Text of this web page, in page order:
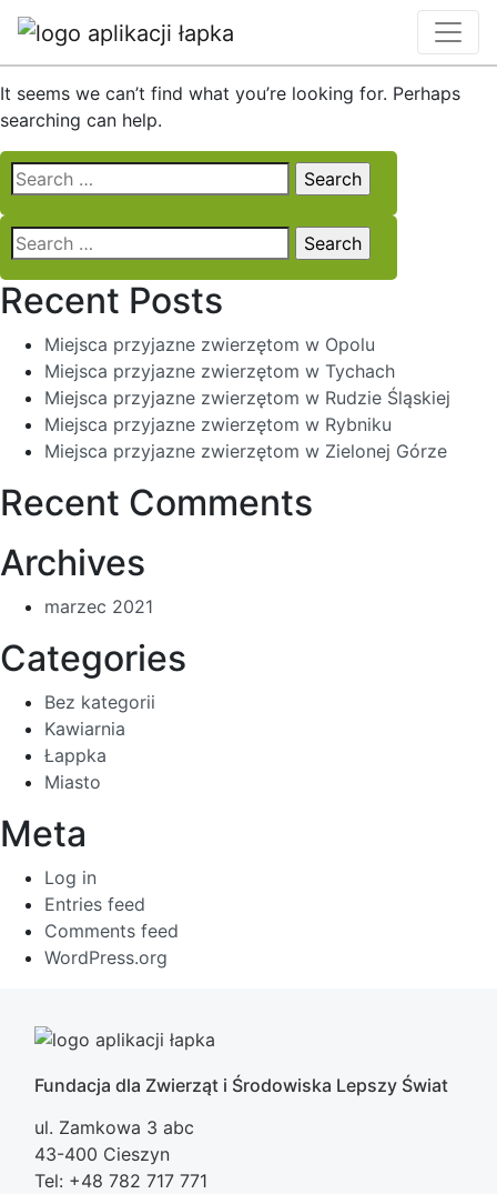
Nothing Found
It seems we can’t find what you’re looking for. Perhaps
searching can help.
Search
for:
Search
for:
Recent Posts
Miejsca przyjazne zwierzętom w Opolu
Miejsca przyjazne zwierzętom w Tychach
Miejsca przyjazne zwierzętom w Rudzie Śląskiej
Miejsca przyjazne zwierzętom w Rybniku
Miejsca przyjazne zwierzętom w Zielonej Górze
Recent Comments
Archives
marzec 2021
Categories
Bez kategorii
Kawiarnia
Łappka
Miasto
Meta
Log in
Entries feed
Comments feed
WordPress.org
Fundacja dla Zwierząt i Środowiska Lepszy Świat
ul. Zamkowa 3 abc
43-400 Cieszyn
Tel: +48 782 717 771